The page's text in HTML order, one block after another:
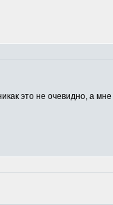
это не очевидно, а